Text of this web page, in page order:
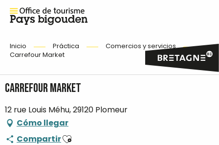
Inicio Práctica
Comercios y servicios
Carrefour Market
Carrefour Market
12 rue Louis Méhu, 29120 Plomeur
Cómo llegar
CompartirAjouter aux favoris